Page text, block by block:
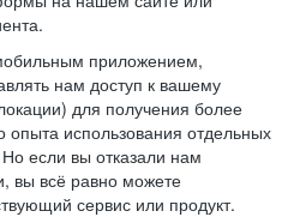
приложением,
нам доступ к вашему
для получения более
опыта использования отдельных
если вы отказали нам
вы всё равно можете
сервис или продукт.